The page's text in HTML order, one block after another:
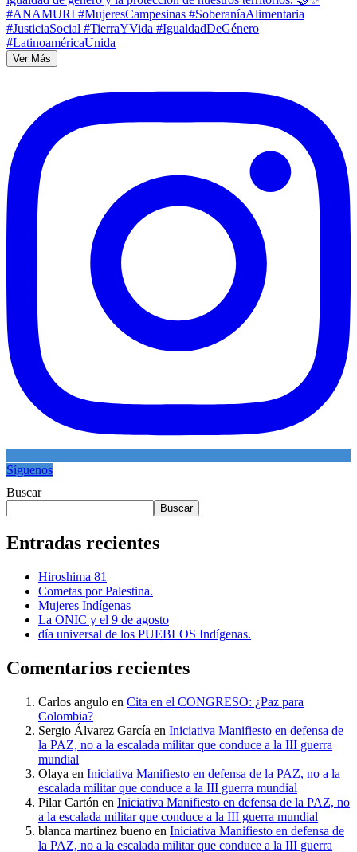
Ver Más
Síguenos
Buscar
Buscar
Entradas recientes
Hiroshima 81
Cometas por Palestina.
Mujeres Indígenas
La ONIC y el 9 de agosto
día universal de los PUEBLOS Indígenas.
Comentarios recientes
Carlos angulo en Cita en el CONGRESO: ¿Paz para
Colombia?
Sergio Álvarez García en Iniciativa Manifiesto en defensa de
la PAZ, no a la escalada militar que conduce a la III guerra
mundial
Olaya en Iniciativa Manifiesto en defensa de la PAZ, no a la
escalada militar que conduce a la III guerra mundial
Pilar Cartón en Iniciativa Manifiesto en defensa de la PAZ, no
a la escalada militar que conduce a la III guerra mundial
blanca martinez bueno en Iniciativa Manifiesto en defensa de
la PAZ, no a la escalada militar que conduce a la III guerra